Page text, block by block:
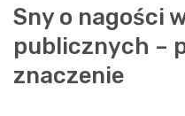
Sny o nagości
publicznych –
znaczenie